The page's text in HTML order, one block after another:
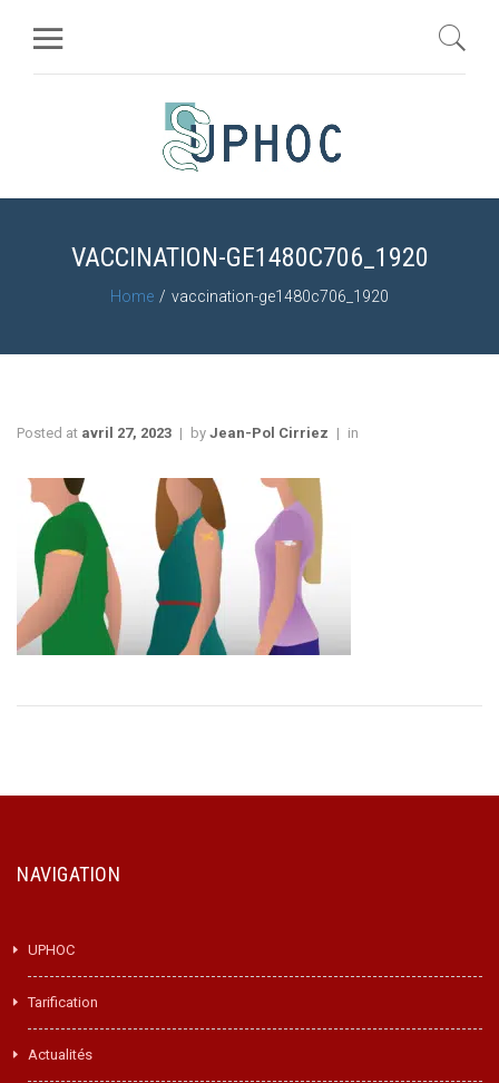
VACCINATION-GE1480C706_1920
Home vaccination-ge1480c706_1920
Posted at avril 27, 2023 by Jean-Pol Cirriez in
NAVIGATION
UPHOC
Tarification
Actualités